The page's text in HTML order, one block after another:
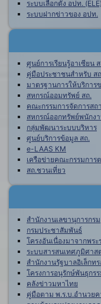
ระบบเลือกตั้ง อปท. (ELE)
ระบบฝากข่าวของ อปท.
ศูนย์การเรียนรู้อาเซียน
คู่มือประชาชนสำหรับ ส
มาตรฐานการให้บริการ
สหกรณ์ออมทรัพย์ สถ.
คณะกรรมการจัดการส
สหกรณ์ออกทรัพย์พนักง
กลุ่มพัฒนาระบบบริหาร
ศูนย์บริการข้อมูล สถ.
e-LAAS KM
เครือข่ายคณะกรรมการ
สถ.ชวนเที่ยว
สำนักงานเลขานุการกรม
กรมประชาสัมพันธ์
โครงอันเนื่องมาจากพร
ระบบสารสนเทศภูมิศาส
สำนักงานรัฐบาลอิเล็กท
โครงการอนุรักษ์พันธุกร
คลังข่าวมหาไทย
คู่มือตาม พ.ร.บ.อำนวย